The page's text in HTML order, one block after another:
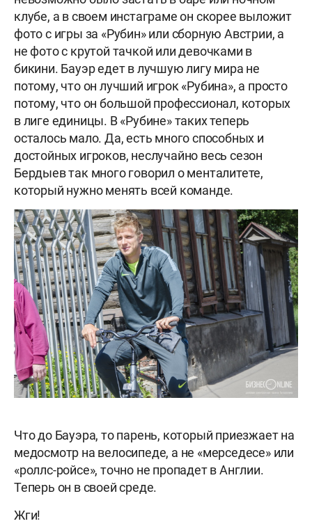
клубе, а в своем инстаграме он скорее выложит
фото c игры за «Рубин» или сборную Австрии, а
не фото с крутой тачкой или девочками в
бикини. Бауэр едет в лучшую лигу мира не
потому, что он лучший игрок «Рубина», а просто
потому, что он большой профессионал, которых
в лиге единицы. В «Рубине» таких теперь
осталось мало. Да, есть много способных и
достойных игроков, неслучайно весь сезон
Бердыев так много говорил о менталитете,
который нужно менять всей команде.
Что до Бауэра, то парень, который приезжает на
медосмотр на велосипеде, а не «мерседесе» или
«роллс-ройсе», точно не пропадет в Англии.
Теперь он в своей среде.
Жги!